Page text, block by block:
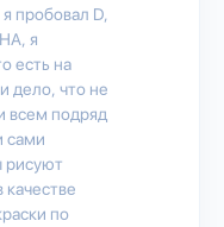
пробовал D,
я
есть на
дело, что не
всем подряд
сами
рисуют
по